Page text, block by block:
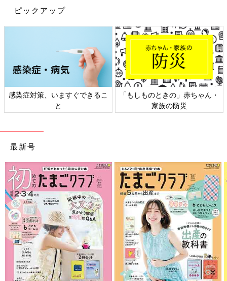
ピックアップ
感染症対策、いますぐできるこ
と
「もしものときの」赤ちゃん・
家族の防災
最新号